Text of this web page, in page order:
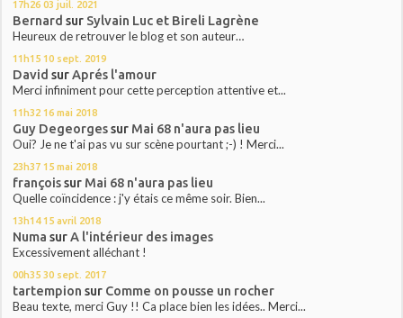
17h26 03 juil. 2021
Bernard sur Sylvain Luc et Bireli Lagrène
Heureux de retrouver le blog et son auteur…
11h15 10 sept. 2019
David surAprés l'amour
Merci infiniment pour cette perception attentive et...
11h32 16 mai 2018
Guy Degeorgessur Mai 68 n'aura pas lieu
Oui? Je ne t'ai pas vu sur scène pourtant ;-) ! Merci...
23h37 15 mai 2018
françoissur Mai 68 n'aura pas lieu
Quelle coïncidence : j'y étais ce même soir. Bien...
13h14 15 avril 2018
Numa surA l'intérieur des images
Excessivement alléchant !
00h35 30 sept. 2017
tartempion sur Comme on pousse un rocher
Beau texte, merci Guy !! Ca place bien les idées.. Merci...